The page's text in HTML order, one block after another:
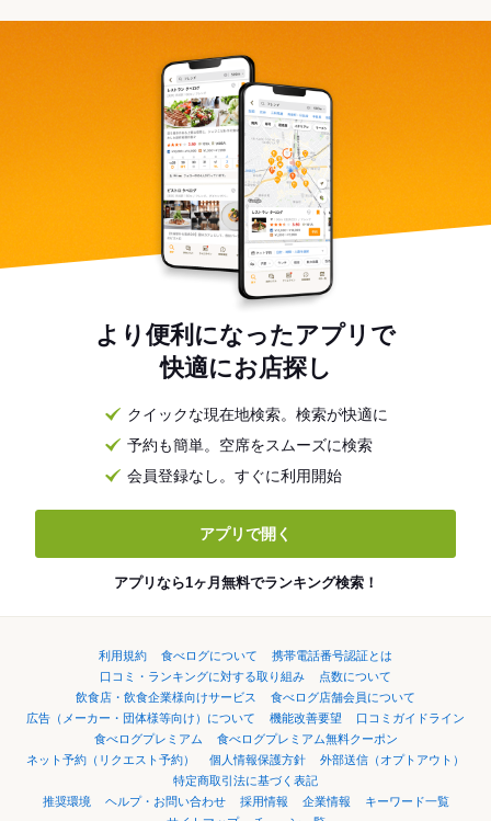
より便利になったアプリで
快適にお店探し
クイックな現在地検索。検索が快適に
予約も簡単。空席をスムーズに検索
会員登録なし。すぐに利用開始
アプリで開く
アプリなら1ヶ月無料でランキング検索！
利用規約 食べログについて
携帯電話番号認証とは
口コミ・ランキングに対する取り組み
点数について
飲食店・飲食企業様向けサービス
食べログ店舗会員について
広告（メーカー・団体様等向け）について
機能改善要望
口コミガイドライン
食べログプレミアム
食べログプレミアム無料クーポン
ネット予約（リクエスト予約）
個人情報保護方針
外部送信（オプトアウト）
特定商取引法に基づく表記
推奨環境
ヘルプ・お問い合わせ 採用情報 企業情報
キーワード一覧